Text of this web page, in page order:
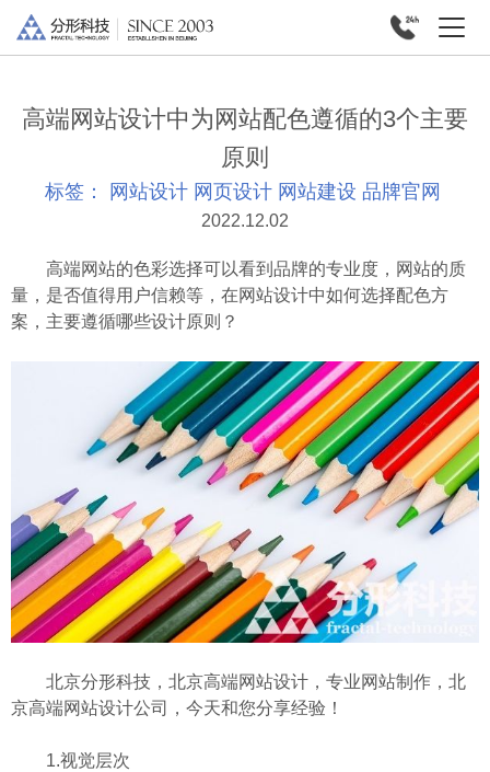
高端网站设计中为网站配色遵循的3个主要
原则
标签： 网站设计 网页设计 网站建设 品牌官网
2022.12.02
高端网站的色彩选择可以看到品牌的专业度，网站的质
量，是否值得用户信赖等，在网站设计中如何选择配色方
案，主要遵循哪些设计原则？
北京分形科技，北京高端网站设计，专业网站制作，北
京高端网站设计公司，今天和您分享经验！
1.视觉层次